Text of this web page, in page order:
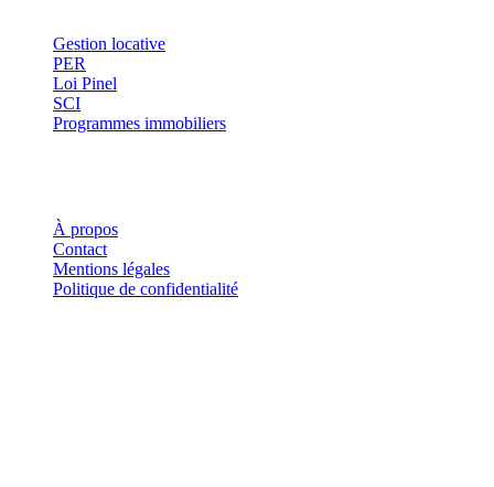
Gestion locative
PER
Loi Pinel
SCI
Programmes immobiliers
À propos
Contact
Mentions légales
Politique de confidentialité